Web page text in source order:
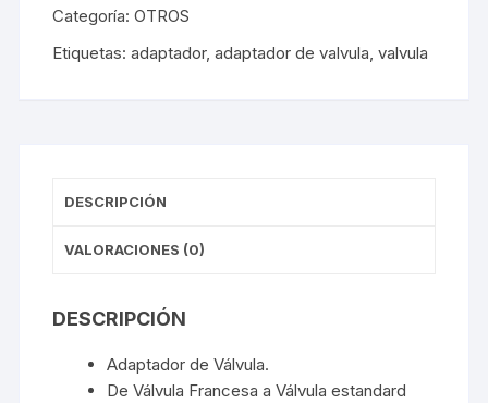
Gold-
Naranja-
Categoría:OTROS
Etiquetas:adaptador,adaptador de valvula,valvula
DESCRIPCIÓN
VALORACIONES (0)
DESCRIPCIÓN
Adaptador de Válvula.
De Válvula Francesa a Válvula estandard